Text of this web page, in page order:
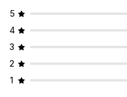
5
4
3
2
1